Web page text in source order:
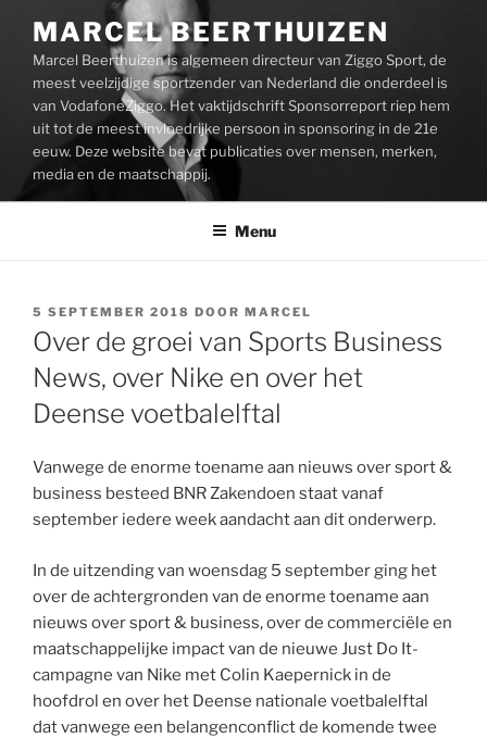
inhoud
MARCEL BEERTHUIZEN
Marcel Beerthuizen is algemeen directeur van Ziggo Sport, de
meest veelzijdige sportzender van Nederland die onderdeel is
van VodafoneZiggo. Het vaktijdschrift Sponsorreport riep hem
uit tot de meest invloedrijke persoon in sponsoring in de 21e
eeuw. Deze website bevat publicaties over mensen, merken,
media en de maatschappij.
Menu
GEPLAATST
OP
5 SEPTEMBER 2018 DOOR MARCEL
Over de groei van Sports Business
News, over Nike en over het
Deense voetbalelftal
Vanwege de enorme toename aan nieuws over sport &
business besteed BNR Zakendoen staat vanaf
september iedere week aandacht aan dit onderwerp.
In de uitzending van woensdag 5 september ging het
over de achtergronden van de enorme toename aan
nieuws over sport & business, over de commerciële en
maatschappelijke impact van de nieuwe Just Do It-
campagne van Nike met Colin Kaepernick in de
hoofdrol en over het Deense nationale voetbalelftal
dat vanwege een belangenconflict de komende twee